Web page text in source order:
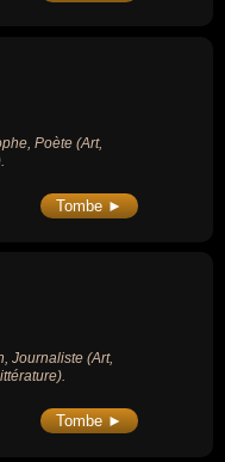
Poète (Art,
Tombe ►
Journaliste (Art,
Tombe ►